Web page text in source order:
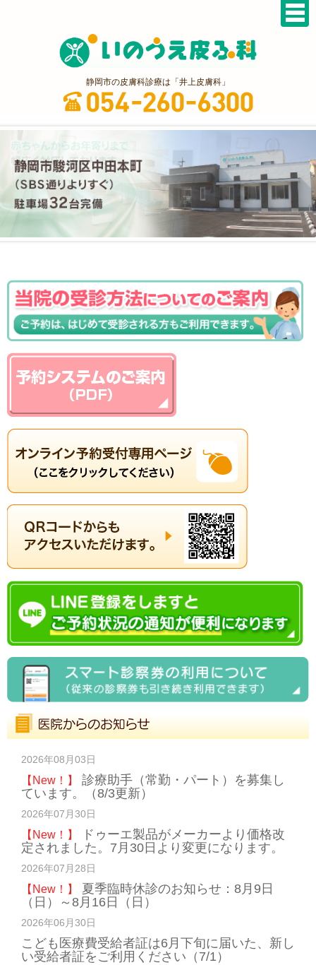
静岡市の皮膚科診療は「井上皮膚科」
2026年08月03日
【New！】
診療助手（常勤・パート）を募集し
ています。（8/3更新）
2026年07月30日
【New！】
ドゥーエ製品がメーカーより価格改
定されました。7月30日より変更になります。
2026年07月28日
【New！】
夏季臨時休診のお知らせ：8月9日
（日）～8月16日（日）
2026年06月30日
こども医療費受給者証は6月下旬に届いた、新し
い受給者証をご利用ください（7/1）